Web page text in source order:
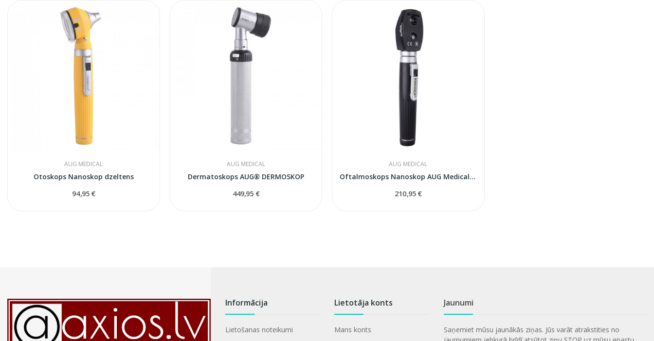
AUG MEDICAL
Otoskops Nanoskop dzeltens
94,95 €
AUG MEDICAL
Dermatoskops AUG® DERMOSKOP
449,95 €
AUG MEDICAL
Oftalmoskops Nanoskop AUG Medical mēlns
210,95 €
Informācija
Lietošanas noteikumi
Lietotāja konts
Mans konts
Jaunumi
Saņemiet mūsu jaunākās ziņas. Jūs varāt atrakstities no